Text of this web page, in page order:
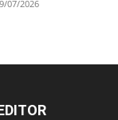
07/2026